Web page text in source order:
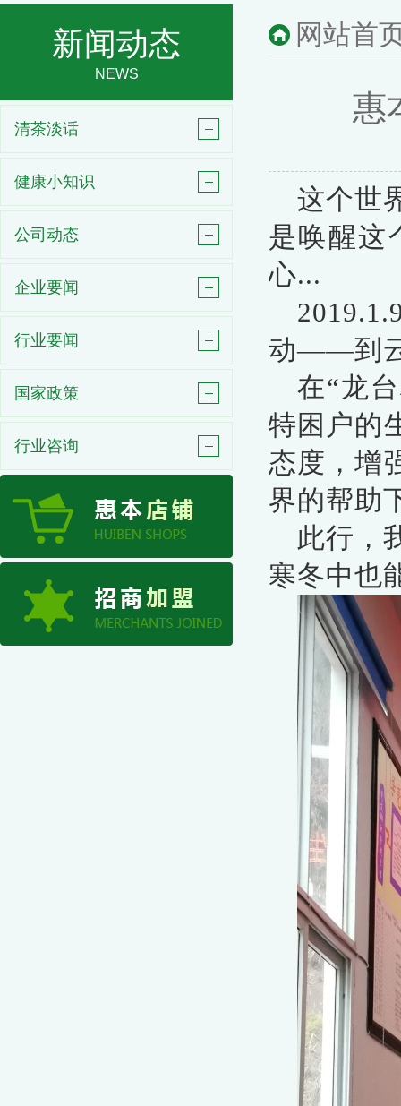
新闻动态
NEWS
清茶淡话
健康小知识
公司动态
企业要闻
行业要闻
国家政策
行业咨询
网站首
惠
这个世
是唤醒这
心...
动——到云
在“龙
特困户的
态度，增
界的帮助
此行，
寒冬中也